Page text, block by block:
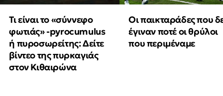
Τι είναι το «σύννεφο
φωτιάς» -pyrocumulus
ή πυροσωρείτης: Δείτε
βίντεο της πυρκαγιάς
στον Κιθαιρώνα
Οι παικταράδες που
έγιναν ποτέ οι θρύλοι
που περιμέναμε